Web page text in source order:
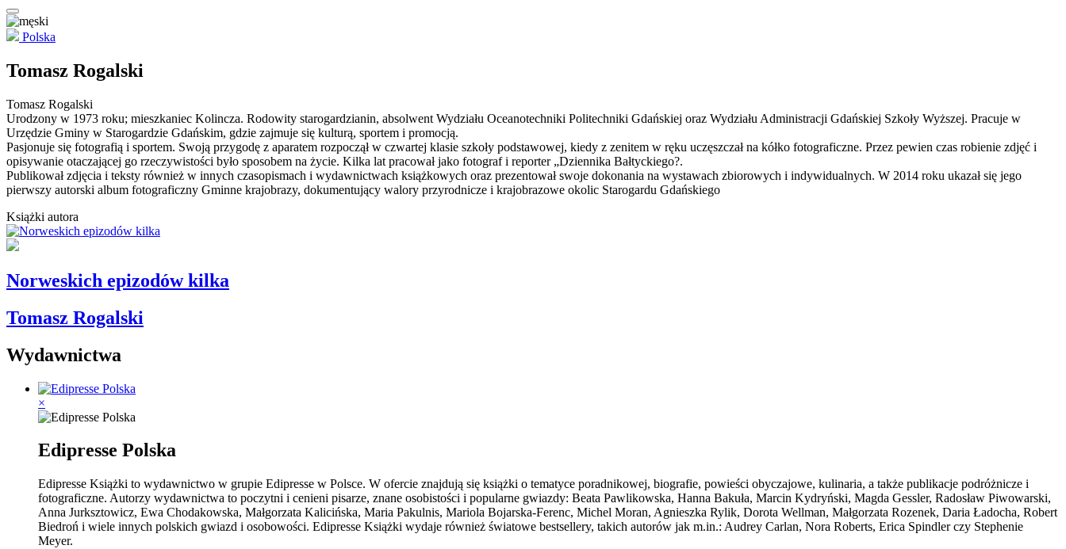
Polska
Tomasz Rogalski
Tomasz Rogalski
Urodzony w 1973 roku; mieszkaniec Kolincza. Rodowity starogardzianin, absolwent Wydziału Oceanotechniki Politechniki Gdańskiej oraz Wydziału Administracji Gdańskiej Szkoły Wyższej. Pracuje w
Urzędzie Gminy w Starogardzie Gdańskim, gdzie zajmuje się kulturą, sportem i promocją.
Pasjonuje się fotografią i sportem. Swoją przygodę z aparatem rozpoczął w czwartej klasie szkoły podstawowej, kiedy z zenitem w ręku uczęszczał na kółko fotograficzne. Przez pewien czas robienie zdjęć i
opisywanie otaczającej go rzeczywistości było sposobem na życie. Kilka lat pracował jako fotograf i reporter „Dziennika Bałtyckiego?.
Publikował zdjęcia i teksty również w innych czasopismach i wydawnictwach książkowych oraz prezentował swoje dokonania na wystawach zbiorowych i indywidualnych. W 2014 roku ukazał się jego
pierwszy autorski album fotograficzny Gminne krajobrazy, dokumentujący walory przyrodnicze i krajobrazowe okolic Starogardu Gdańskiego
Książki autora
Norweskich epizodów kilka
Tomasz Rogalski
Wydawnictwa
×
Edipresse Polska
Edipresse Książki to wydawnictwo w grupie Edipresse w Polsce. W ofercie znajdują się książki o tematyce poradnikowej, biografie, powieści obyczajowe, kulinaria, a także publikacje podróżnicze i
fotograficzne. Autorzy wydawnictwa to poczytni i cenieni pisarze, znane osobistości i popularne gwiazdy: Beata Pawlikowska, Hanna Bakuła, Marcin Kydryński, Magda Gessler, Radosław Piwowarski,
Anna Jurksztowicz, Ewa Chodakowska, Małgorzata Kalicińska, Maria Pakulnis, Mariola Bojarska-Ferenc, Michel Moran, Agnieszka Rylik, Dorota Wellman, Małgorzata Rozenek, Daria Ładocha, Robert
Biedroń i wiele innych polskich gwiazd i osobowości. Edipresse Książki wydaje również światowe bestsellery, takich autorów jak m.in.: Audrey Carlan, Nora Roberts, Erica Spindler czy Stephenie
Meyer.